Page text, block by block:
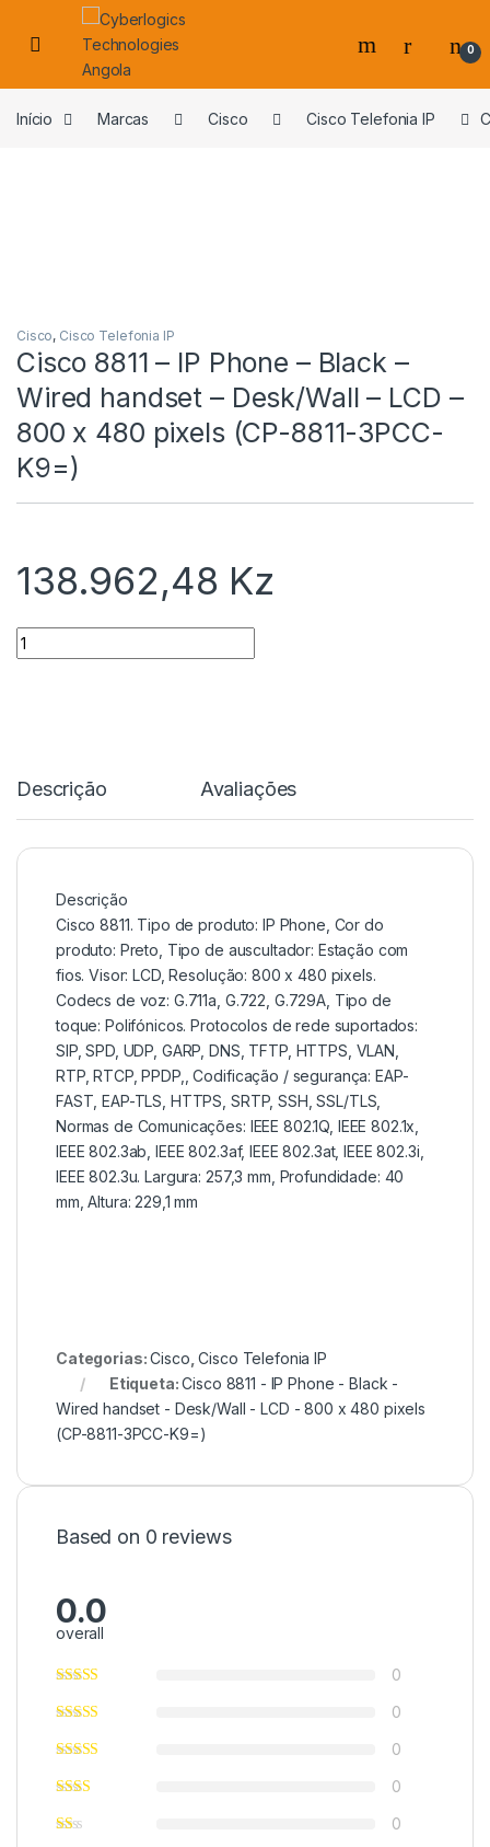
Skip to navigation
Skip to content
0
Início Marcas Cisco Cisco Telefonia IP
Cisco, Cisco Telefonia IP
Cisco 8811 – IP Phone – Black –
Wired handset – Desk/Wall – LCD –
800 x 480 pixels (CP-8811-3PCC-
K9=)
138.962,48 Kz
Quantidade
Descrição Avaliações
Descrição
Cisco 8811. Tipo de produto: IP Phone, Cor do
produto: Preto, Tipo de auscultador: Estação com
fios. Visor: LCD, Resolução: 800 x 480 pixels.
Codecs de voz: G.711a, G.722, G.729A, Tipo de
toque: Polifónicos. Protocolos de rede suportados:
SIP, SPD, UDP, GARP, DNS, TFTP, HTTPS, VLAN,
RTP, RTCP, PPDP,, Codificação / segurança: EAP-
FAST, EAP-TLS, HTTPS, SRTP, SSH, SSL/TLS,
Normas de Comunicações: IEEE 802.1Q, IEEE 802.1x,
IEEE 802.3ab, IEEE 802.3af, IEEE 802.3at, IEEE 802.3i,
IEEE 802.3u. Largura: 257,3 mm, Profundidade: 40
mm, Altura: 229,1 mm
Categorias:Cisco ,Cisco Telefonia IP
Etiqueta:Cisco 8811 - IP Phone - Black -
Wired handset - Desk/Wall - LCD - 800 x 480 pixels
(CP-8811-3PCC-K9=)
Based on 0 reviews
0.0
overall
0
0
0
0
0